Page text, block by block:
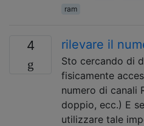
ram
4 rilevare il
Sto cercando di
fisicamente
numero di canali
doppio, ecc.) E
utilizzare tale